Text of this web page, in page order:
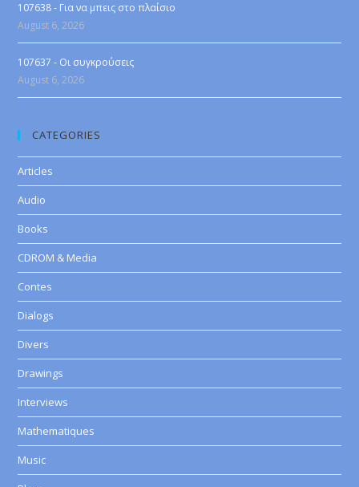
107638 - Για να μπεις στο πλαίσιο
August 6, 2026
107637 - Οι συγκρούσεις
August 6, 2026
CATEGORIES
Articles
Audio
Books
CDROM & Media
Contes
Dialogs
Divers
Drawings
Interviews
Mathematiques
Music